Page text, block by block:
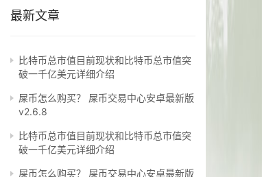
最新文章
比特币总市值目前现状和比特币总市值突
破一千亿美元详细介绍
屎币怎么购买？ 屎币交易中心安卓最新版
v2.6.8
比特币总市值目前现状和比特币总市值突
破一千亿美元详细介绍
屎币怎么购买？ 屎币交易中心安卓最新版